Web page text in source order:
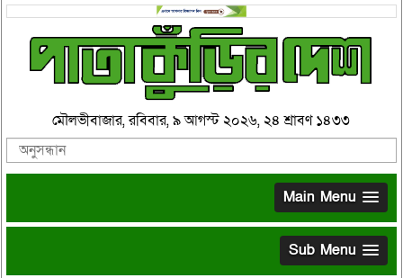
মৌলভীবাজার, রবিবার, ৯ আগস্ট ২০২৬, ২৪ শ্রাবণ ১৪৩৩
Main Menu
Sub Menu